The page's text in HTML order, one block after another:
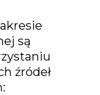
są
źródeł